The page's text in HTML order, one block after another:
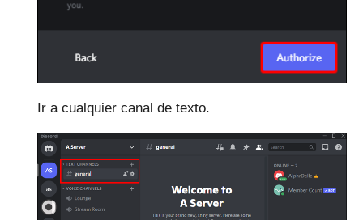
Ir a cualquier canal de texto.